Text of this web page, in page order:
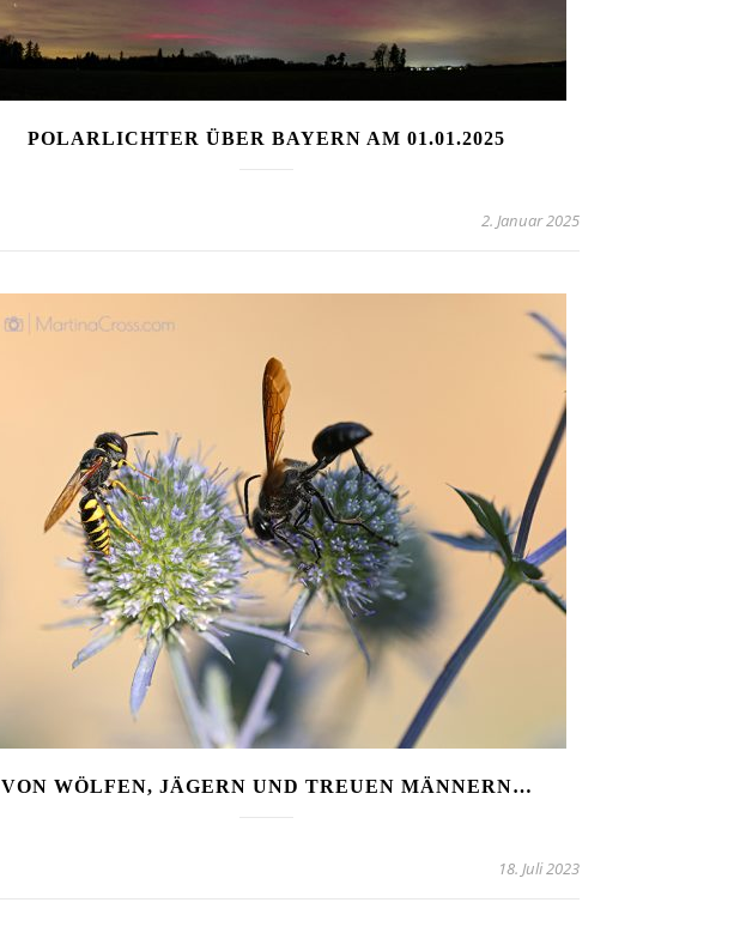
POLARLICHTER ÜBER BAYERN AM 01.01.2025
2. Januar 2025
VON WÖLFEN, JÄGERN UND TREUEN MÄNNERN…
18. Juli 2023